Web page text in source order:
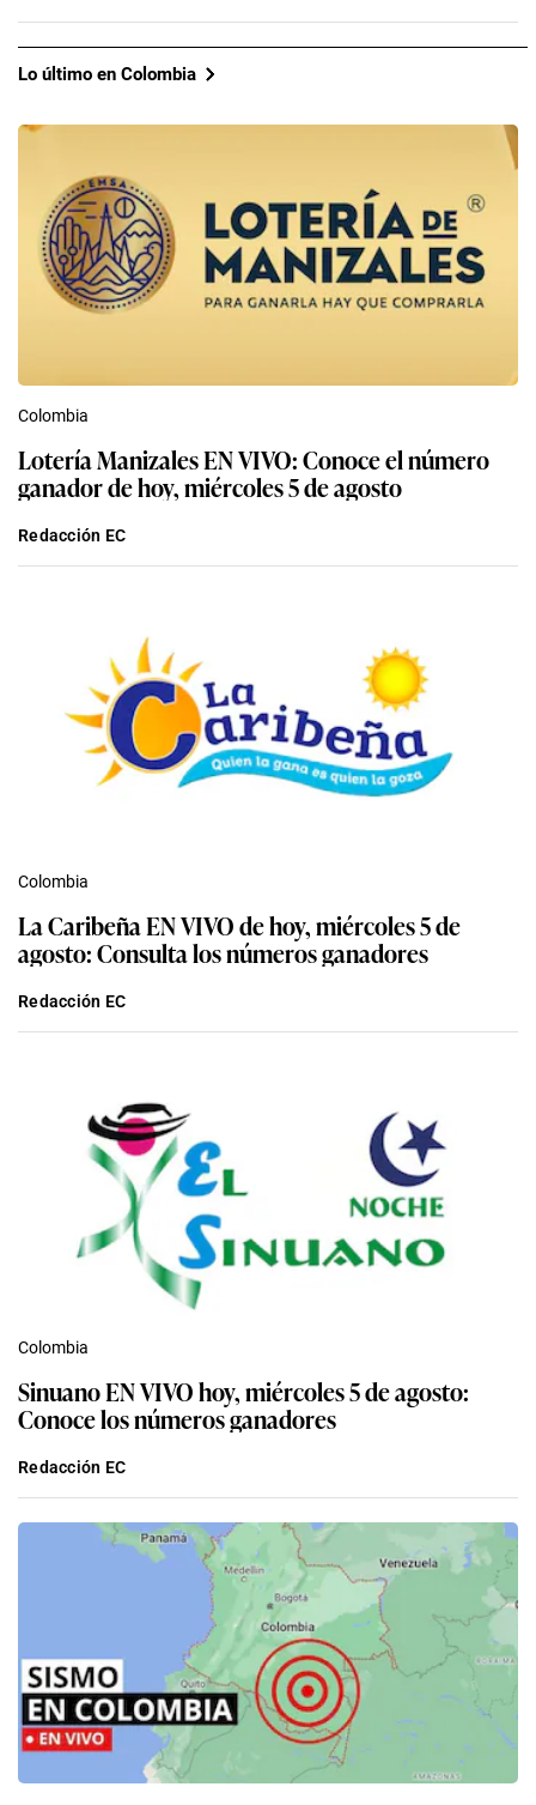
Lo último en Colombia
Colombia
Lotería Manizales EN VIVO: Conoce el número
ganador de hoy, miércoles 5 de agosto
Redacción EC
Colombia
La Caribeña EN VIVO de hoy, miércoles 5 de
agosto: Consulta los números ganadores
Redacción EC
Colombia
Sinuano EN VIVO hoy, miércoles 5 de agosto:
Conoce los números ganadores
Redacción EC